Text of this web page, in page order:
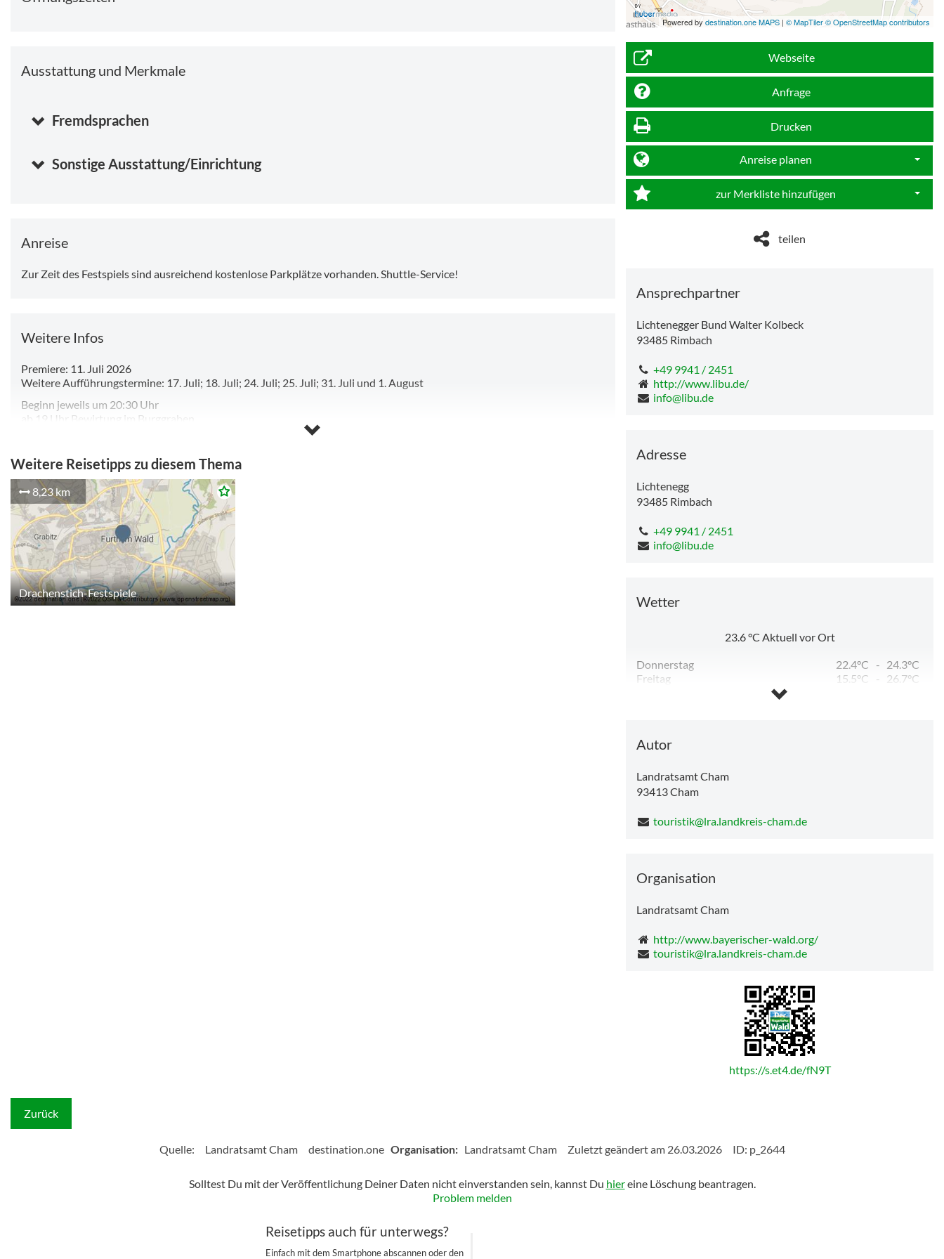
ausgefeilte Bühnentechnik einstellen: lassen Sie ihrer Fantasie freien Lauf.
Weitere Aufführungstermine:
17. Juli; 18. Juli; 24. Juli; 25. Juli; 31. Juli und 1. August
Ausstattung und Merkmale
Fremdsprachen
Sonstige Ausstattung/Einrichtung
Anreise
Zur Zeit des Festspiels sind ausreichend kostenlose Parkplätze vorhanden. Shuttle-Service!
Weitere Infos
Premiere: 11. Juli 2026
Weitere Aufführungstermine: 17. Juli; 18. Juli; 24. Juli; 25. Juli; 31. Juli und 1. August
Beginn jeweils um 20:30 Uhr
ab 19 Uhr Bewirtung im Burggraben
Weitere Reisetipps zu diesem Thema
8,23 km
Drachenstich-Festspiele
Powered bydestination.one MAPS | © MapTiler © OpenStreetMap contributors
Webseite
Anfrage
Drucken
Anreise planen
zur Merkliste hinzufügen
teilen
Ansprechpartner
Lichtenegger Bund Walter Kolbeck
93485 Rimbach
+49 9941 / 2451
http://www.libu.de/
info@libu.de
Adresse
Lichtenegg
93485 Rimbach
+49 9941 / 2451
info@libu.de
Wetter
23.6°C Aktuell vor Ort
Donnerstag 22.4°C - 24.3°C
Freitag
15.5°C -
26.7°C
Autor
Landratsamt Cham
93413Cham
touristik@lra.landkreis-cham.de
Organisation
Landratsamt Cham
http://www.bayerischer-wald.org/
touristik@lra.landkreis-cham.de
https://s.et4.de/fN9T
Zurück
Quelle: Landratsamt Cham destination.one Organisation: Landratsamt Cham Zuletzt geändert am 26.03.2026 ID: p_2644
Solltest Du mit der Veröffentlichung Deiner Daten nicht einverstanden sein, kannst Du hiereine Löschung beantragen.
Problem melden
Reisetipps auch für unterwegs?
Einfach mit dem Smartphone abscannen oder den